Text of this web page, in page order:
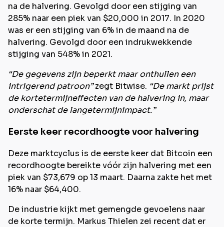
na de halvering. Gevolgd door een stijging van
285% naar een piek van $20,000 in 2017. In 2020
was er een stijging van 6% in de maand na de
halvering. Gevolgd door een indrukwekkende
stijging van 548% in 2021.
“De gegevens zijn beperkt maar onthullen een
intrigerend patroon”zegt Bitwise. “De markt prijst
de kortetermijneffecten van de halvering in, maar
onderschat de langetermijnimpact.”
Eerste keer recordhoogte voor halvering
Deze marktcyclus is de eerste keer dat Bitcoin een
recordhoogte bereikte vóór zijn halvering met een
piek van $73,679 op 13 maart. Daarna zakte het met
16% naar $64,400.
De industrie kijkt met gemengde gevoelens naar
de korte termijn. Markus Thielen zei recent dat er